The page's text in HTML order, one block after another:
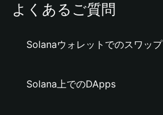
よくあるご質問
Solanaウォレットでのスワップ
Solana上でのDApps